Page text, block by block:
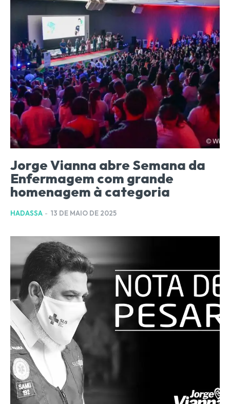
Jorge Vianna abre Semana da
Enfermagem com grande
homenagem à categoria
HADASSA - 13 DE MAIO DE 2025